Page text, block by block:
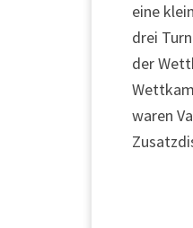
eine
drei
der
waren